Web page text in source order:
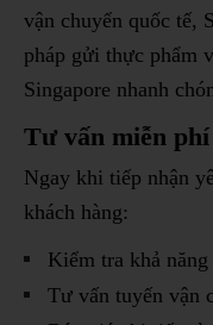
vận chuyển quốc tế,
pháp gửi thực phẩm
Singapore nhanh
Tư vấn miễn
Ngay khi tiếp nhận
khách hàng:
Kiểm tra khả
Tư vấn tuyến vận